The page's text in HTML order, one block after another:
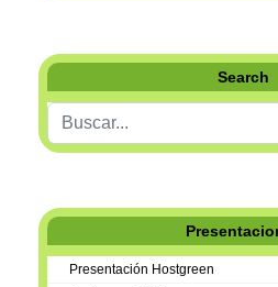
Search
Buscar...
Presentación Hostgreen